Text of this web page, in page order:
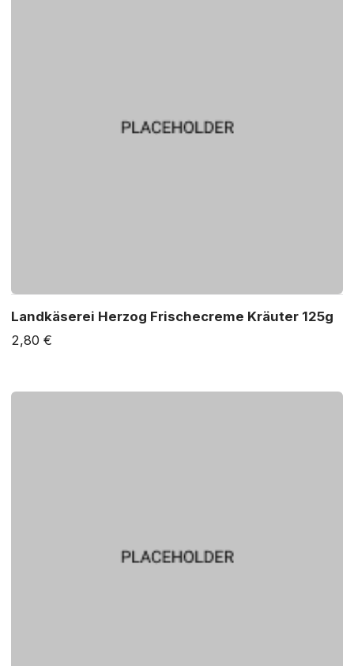
Landkäserei Herzog Frischecreme Kräuter 125g
2,80 €